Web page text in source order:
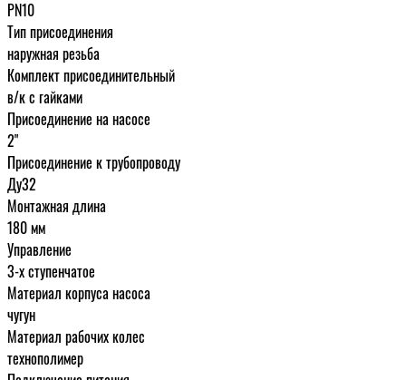
PN10
Тип присоединения
наружная резьба
Комплект присоединительный
в/к с гайками
Присоединение на насосе
2"
Присоединение к трубопроводу
Ду32
Монтажная длина
180 мм
Управление
3-х ступенчатое
Материал корпуса насоса
чугун
Материал рабочих колес
технополимер